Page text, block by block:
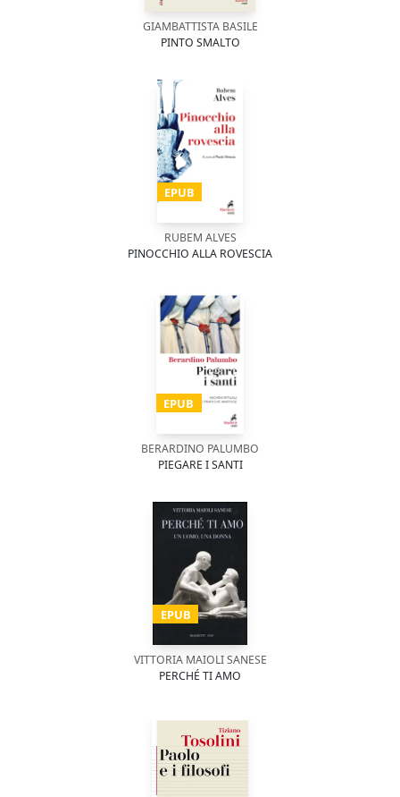
GIAMBATTISTA BASILE
PINTO SMALTO
EPUB
RUBEM ALVES
PINOCCHIO ALLA ROVESCIA
EPUB
BERARDINO PALUMBO
PIEGARE I SANTI
EPUB
VITTORIA MAIOLI SANESE
PERCHÉ TI AMO